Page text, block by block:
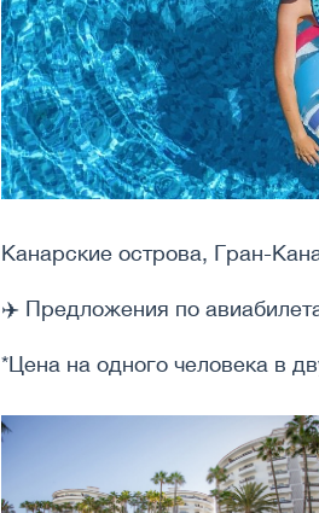
Канарские острова, Гран-
✈️ Предложения по
*Цена на одного человека в